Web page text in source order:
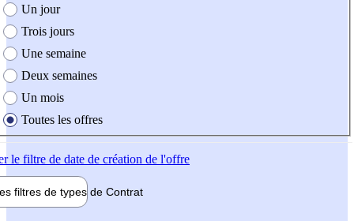
création de l'offre
Un jour
Trois jours
Une semaine
Deux semaines
Un mois
Toutes les offres
le filtre de date de création de l'offre
filtres de types de Contrat